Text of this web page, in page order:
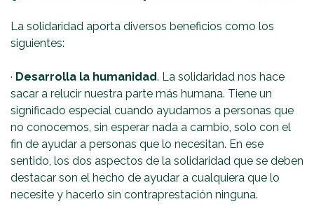
La solidaridad aporta diversos beneficios como los
siguientes:
· Desarrolla la humanidad. La solidaridad nos hace
sacar a relucir nuestra parte más humana. Tiene un
significado especial cuando ayudamos a personas que
no conocemos, sin esperar nada a cambio, solo con el
fin de ayudar a personas que lo necesitan. En ese
sentido, los dos aspectos de la solidaridad que se deben
destacar son el hecho de ayudar a cualquiera que lo
necesite y hacerlo sin contraprestación ninguna.